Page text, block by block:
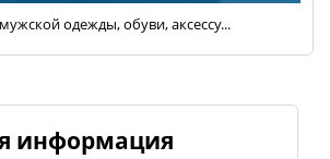
информация
одежды, обуви, аксессу...